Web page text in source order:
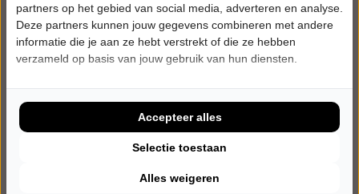
Tickets
Meer info
partners op het gebied van social media, adverteren en analyse.
Deze partners kunnen jouw gegevens combineren met andere
informatie die je aan ze hebt verstrekt of die ze hebben
verzameld op basis van jouw gebruik van hun diensten.
Alles weigeren
Selectie toestaan
Accepteer alles